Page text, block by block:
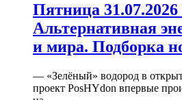
Пятница 31.07.2026
Альтернативная
и мира. Подборка
— «Зелёный» водород в
проект PosHYdon впервые